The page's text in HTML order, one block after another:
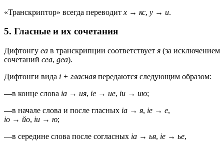
«Транскриптор» всегда переводит x → кс, y → и.
5. Гласные и их сочетания
Дифтонгу ea в транскрипции соответствует я (за исключением
сочетаний cea, gea).
Дифтонги вида i + гласная передаются следующим образом:
—в конце слова ia → ия, ie → ие, iu → ию;
—в начале слова и после гласных ia → я, ie → е,
io → йо, iu → ю;
—в середине слова после согласных ia → ья, ie → ье,